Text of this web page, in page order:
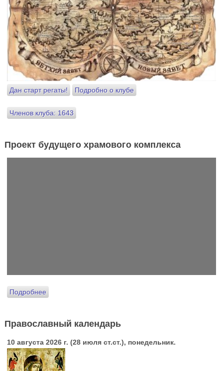
Дан старт регаты! Подробно о клубе
Членов клуба: 1643
Проект будущего храмового комплекса
Подробнее
Православный календарь
10 августа 2026 г. (28 июля ст.ст.), понедельник.